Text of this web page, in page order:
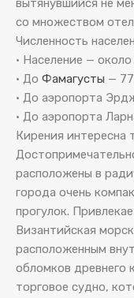
вытянувшийся не
со множеством
Численность
• Население —
• До Фамагусты —
• До аэропорта
• До аэропорта
Кирения интересна
расположены в
города очень
прогулок.
Византийская
расположенным
обломков древнего
торговое судно,